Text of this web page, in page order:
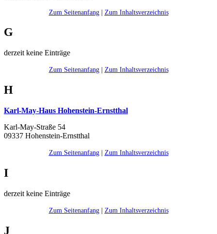
Zum Seitenanfang| Zum Inhaltsverzeichnis
G
derzeit keine Einträge
Zum Seitenanfang| Zum Inhaltsverzeichnis
H
Karl-May-Haus Hohenstein-Ernstthal
Karl-May-Straße 54
09337 Hohenstein-Ernstthal
Zum Seitenanfang| Zum Inhaltsverzeichnis
I
derzeit keine Einträge
Zum Seitenanfang| Zum Inhaltsverzeichnis
J